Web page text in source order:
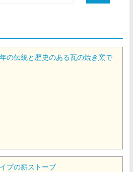
の伝統と歴史のある瓦の焼き窯で
プの薪ストーブ